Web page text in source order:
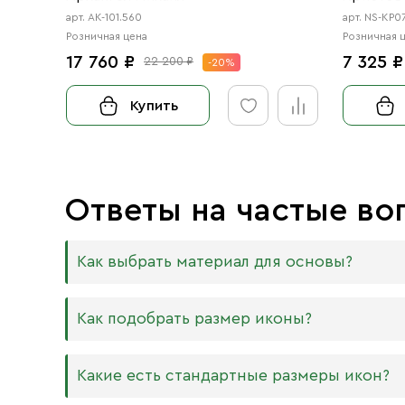
арт. АК-101.560
Розничная цена
17 760 ₽ 22 200 ₽ -20%
Купить
арт. NS-
Розничная
7 325 ₽
Ответы на частые
Как выбрать материал для основы?
Мы изготавливаем иконы на трёх разных видах
МДФ. Ламинированная древесно-
Как подобрать размер иконы?
Никаких строгих правил по тому, какого
Какие есть стандартные размеры икон?